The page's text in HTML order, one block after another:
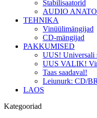
Stabilisaatorid
AUDIO
TEHNIKA
Vinüülimängijad
CD-mängijad
PAKKUMISED
UUS! Universali
UUS VALIK!
Taas saadaval!
Leiunurk: CD/
LAOS
Kategooriad